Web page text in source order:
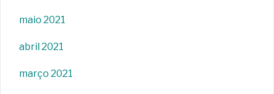
maio 2021
abril 2021
março 2021